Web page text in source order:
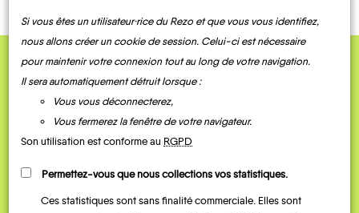
QUELQUES
Témoignages
Si vous êtes un utilisateur·rice du Rezo et que vous vous identifiez,
nous allons créer un cookie de session. Celui-ci est nécessaire
pour maintenir votre connexion tout au long de votre navigation.
Il sera automatiquement détruit lorsque :
Vous vous déconnecterez,
Vous fermerez la fenêtre de votre navigateur.
Son utilisation est conforme au RGPD
Permettez-vous que nous collections vos statistiques.
Ces statistiques sont sans finalité commerciale. Elles sont